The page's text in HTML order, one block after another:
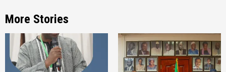
More Stories